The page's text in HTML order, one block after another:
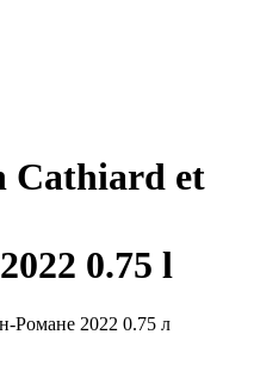
Cathiard et
0.75 l
Романе 2022 0.75 л